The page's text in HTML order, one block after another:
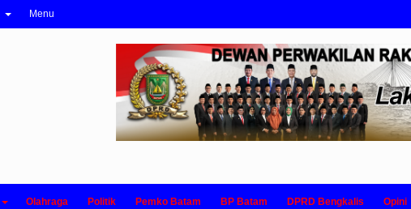
Menu
Olahraga Politik Pemko Batam BP Batam DPRD Bengkalis Opini